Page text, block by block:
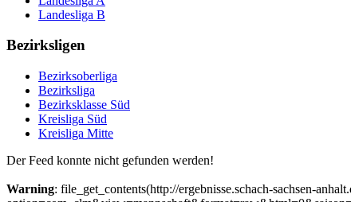
Landesliga B
Bezirksligen
Bezirksoberliga
Bezirksliga
Bezirksklasse Süd
Kreisliga Süd
Kreisliga Mitte
Der Feed konnte nicht gefunden werden!
Warning: file_get_contents(http://ergebnisse.schach-sachsen-